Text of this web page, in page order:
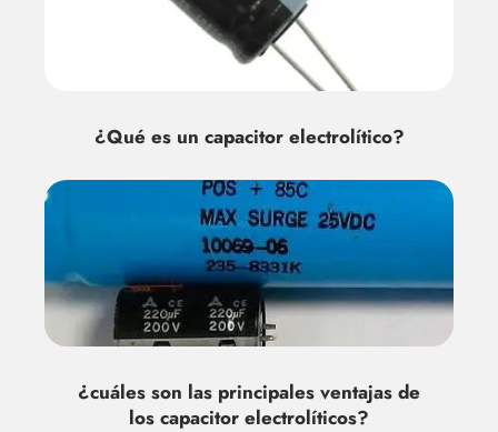
¿Qué es un capacitor electrolítico?
¿cuáles son las principales ventajas de
los capacitor electrolíticos?